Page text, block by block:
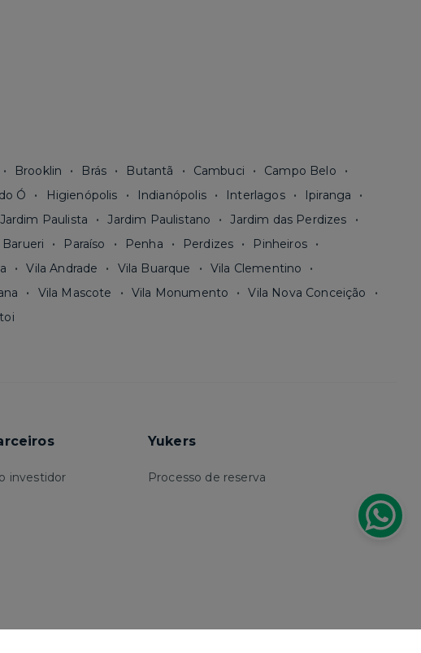
Brooklin Brás Butantã Cambuci
Campo Belo
Ó Higienópolis Indianópolis Interlagos
Ipiranga
Jardim Paulista Jardim Paulistano
Jardim das Perdizes
Paraíso Penha Perdizes
Pinheiros
Vila Andrade Vila Buarque
Vila Clementino
Vila Mascote Vila Monumento
Vila Nova Conceição
investidor
Yukers
Processo de reserva